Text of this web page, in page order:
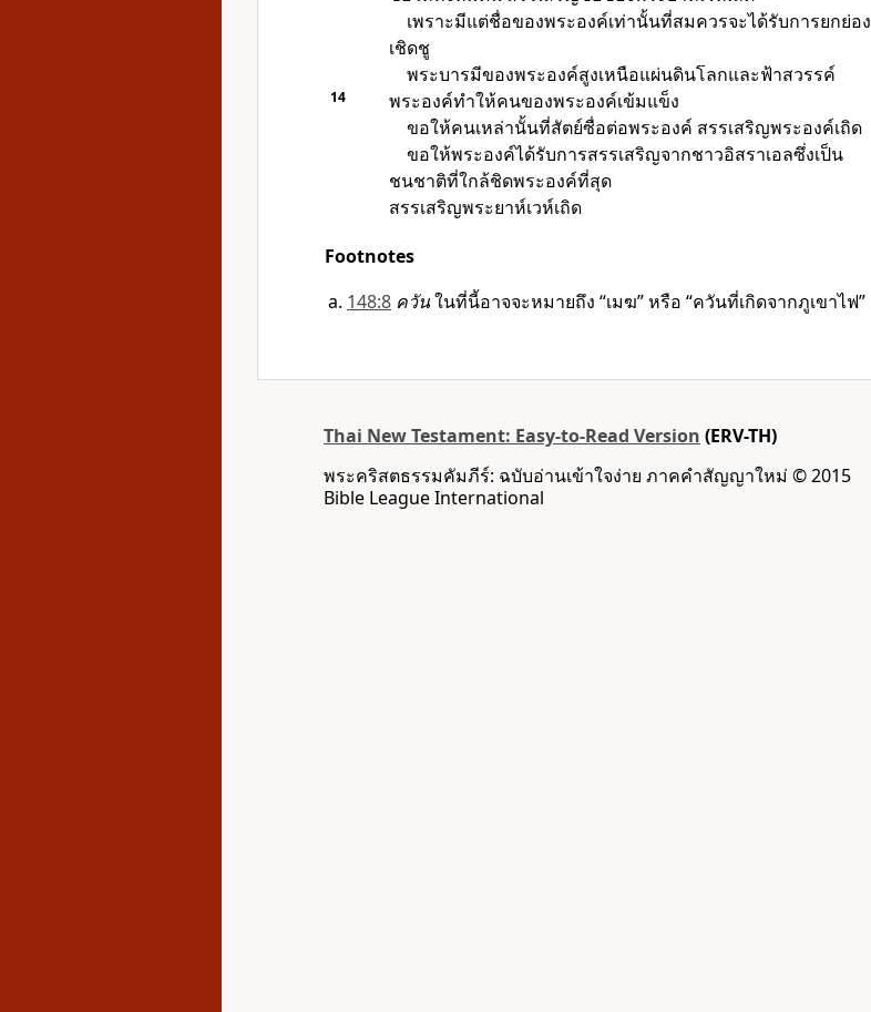
เพราะมีแต่ชื่อของพระองค์เท่านั้นที่สมควรจะได้รับการยกย่อง
เชิดชู
พระบารมีของพระองค์สูงเหนือแผ่นดินโลกและฟ้าสวรรค์
14
พระองค์ทำให้คนของพระองค์เข้มแข็ง
ขอให้คนเหล่านั้นที่สัตย์ซื่อต่อพระองค์ สรรเสริญพระองค์เถิด
ขอให้พระองค์ได้รับการสรรเสริญจากชาวอิสราเอลซึ่งเป็น
ชนชาติที่ใกล้ชิดพระองค์ที่สุด
สรรเสริญพระยาห์เวห์เถิด
Footnotes
148:8 ควันในที่นี้อาจจะหมายถึง “เมฆ” หรือ “ควันที่เกิดจากภูเขาไฟ”
Thai New Testament: Easy-to-Read Version (ERV-TH)
พระคริสตธรรมคัมภีร์: ฉบับอ่านเข้าใจง่าย ภาคคำสัญญาใหม่ © 2015
Bible League International